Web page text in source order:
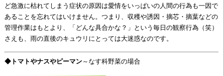
ど急激に枯れてしまう症状の原因は愛情をいっぱいの人間の行為も一因で
あることを忘れてはいけません。つまり、収穫や誘因・摘芯・摘葉などの
管理作業はもとより、「どんな具合かな？」という毎日の観察行為（笑）
さえも、雨の直後のキュウリにとっては大迷惑なのです。
◆トマトやナスやピーマン～なす科野菜の場合